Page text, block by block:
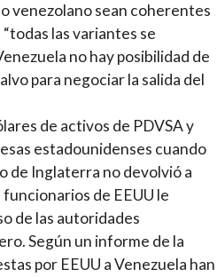
venezolano sean coherentes
las variantes se
no hay posibilidad de
para negociar la salida del
de activos de PDVSA y
estadounidenses cuando
de Inglaterra no devolvió a
de EEUU le
de las autoridades
Según un informe de la
por EEUU a Venezuela han